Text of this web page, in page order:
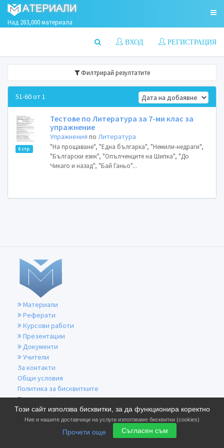
Над 283,000 материала
РЕГИСТРАЦИЯ
ВХОД
Филтрирай резултатите
51-60 от 1
6 стр.
Тестове по Литература за 7-ми клас за
упражнение
Упражнения поЛитература
"На прощаване", "Една българка", "Немили-недраги",
"Български език", "Опълченците на Шипка", "До
Чикаго и назад", "Бай Ганьо"...
Този сайт използва бисквитки, за да функционира коректно
Ние и нашите доставчици на услуги използваме бисквитки (cookies)
Прочети още Съгласен съм
Материали
Реферати
Курсови работи
Презентации
Документи
Учители
За контакти
Общи условия
Политика за бисквитките
Политика за поверителност